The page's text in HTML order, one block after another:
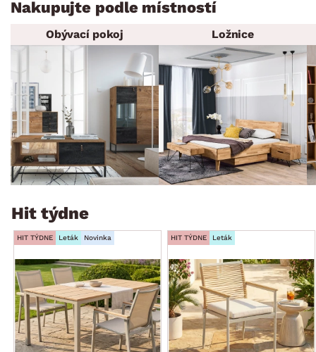
Nakupujte podle místností
Obývací pokoj Ložnice
Hit týdne
HIT TÝDNE Leták Novinka HIT TÝDNE Leták